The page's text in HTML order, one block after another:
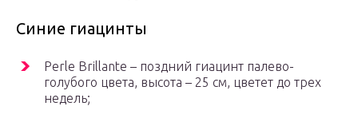
Синие гиацинты
Perle Brillante – поздний гиацинт палево-
голубого цвета, высота – 25 см, цветет до трех
недель;